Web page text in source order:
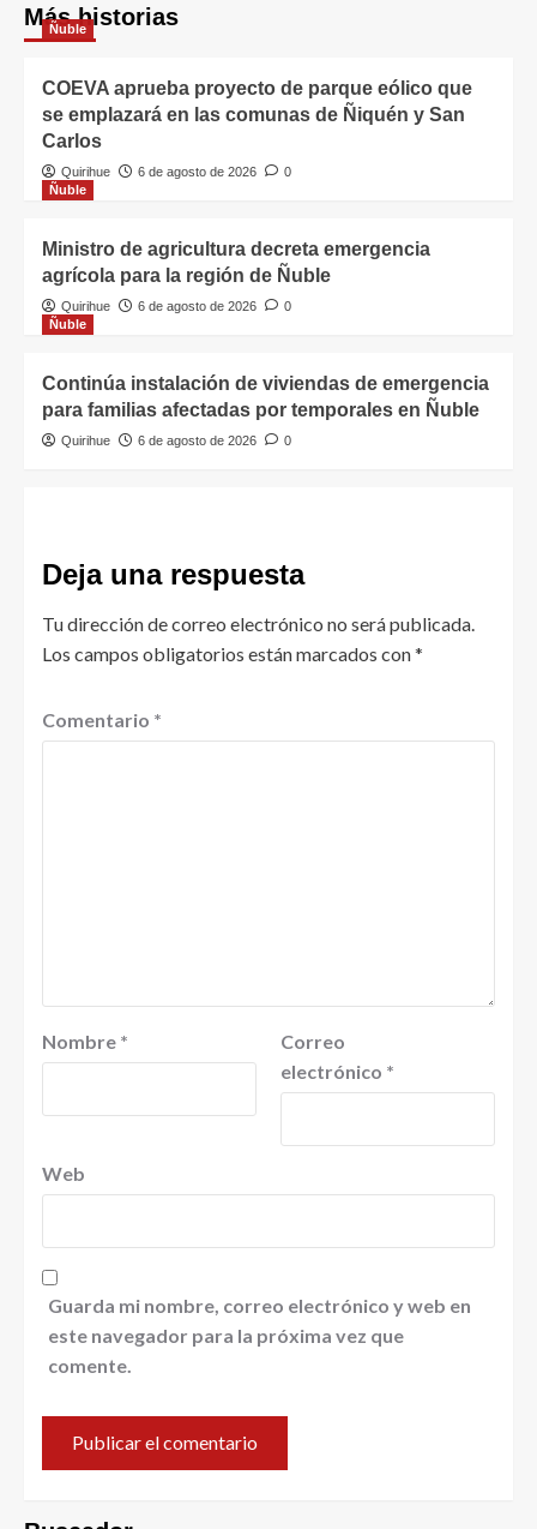
Más historias
Ñuble
COEVA aprueba proyecto de parque eólico que
se emplazará en las comunas de Ñiquén y San
Carlos
Quirihue 6 de agosto de 2026
0
Ñuble
Ministro de agricultura decreta emergencia
agrícola para la región de Ñuble
Quirihue 6 de agosto de 2026
0
Ñuble
Continúa instalación de viviendas de emergencia
para familias afectadas por temporales en Ñuble
Quirihue 6 de agosto de 2026 0
Deja una respuesta
Tu dirección de correo electrónico no será publicada.
Los campos obligatorios están marcados con*
Comentario *
Nombre *
Correo
electrónico *
Web
Guarda mi nombre, correo electrónico y web en
este navegador para la próxima vez que
comente.